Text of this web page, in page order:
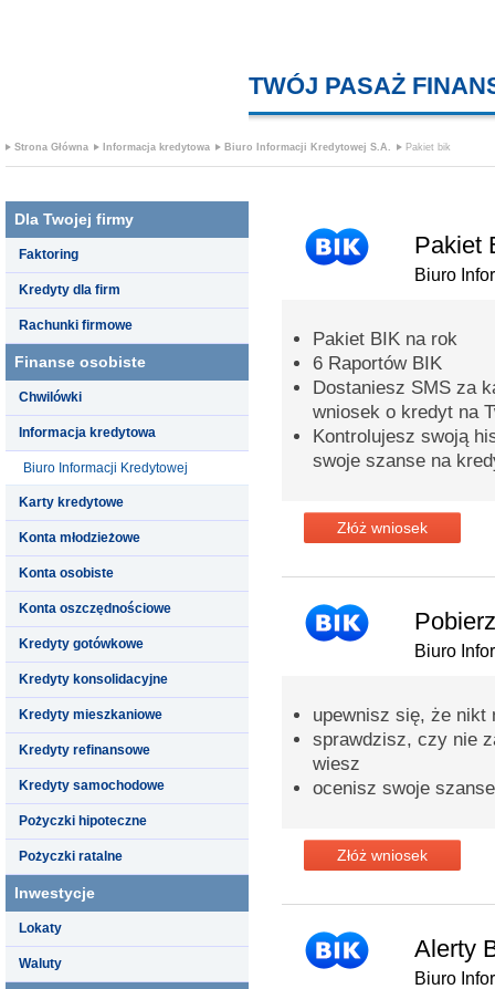
TWÓJ PASAŻ
Strona Główna Informacja kredytowa Biuro Informacji Kredytowej S.A. Pakiet bik
Dla Twojej firmy
Faktoring
Kredyty dla firm
Rachunki firmowe
Finanse osobiste
Chwilówki
Informacja kredytowa
Biuro Informacji Kredytowej
Karty kredytowe
Konta młodzieżowe
Konta osobiste
Konta oszczędnościowe
Kredyty gotówkowe
Kredyty konsolidacyjne
Kredyty mieszkaniowe
Kredyty refinansowe
Kredyty samochodowe
Pożyczki hipoteczne
Pożyczki ratalne
Inwestycje
Lokaty
Waluty
Pakiet
Biuro
Pakiet BIK na rok
6 Raportów BIK
Dostaniesz SMS za
wniosek o kredyt na
Kontrolujesz swoją
swoje szanse na
Złóż wniosek
Biuro
upewnisz się, że nikt
sprawdzisz, czy nie
wiesz
ocenisz swoje
Złóż wniosek
Alerty
Biuro